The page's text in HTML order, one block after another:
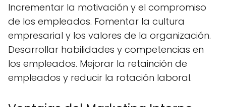
Incrementar la motivación y el compromiso
de los empleados. Fomentar la cultura
empresarial y los valores de la organización.
Desarrollar habilidades y competencias en
los empleados. Mejorar la retainción de
empleados y reducir la rotación laboral.